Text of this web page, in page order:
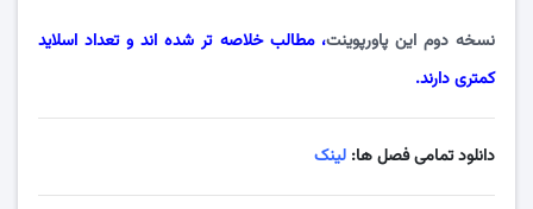
نسخه دوم این پاورپوینت، مطالب خلاصه تر شده اند و تعداد اسلاید
کمتری دارند.
دانلود تمامی فصل ها: لینک